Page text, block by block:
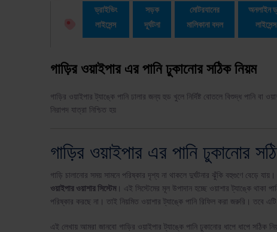
ড্রাইভিং
লাইসেন্স
সড়ক
দূর্ঘটনা
মোটরযানের
মালিকানা বদল
অনলাইন
গাড়ির ওয়াইপার এর পানি ঢুকানোর সঠিক নিয়ম
গাড়ির ওয়াইপার ট্যাঙ্কে পানি ঢালার জন্য হুড খুলে নির্দিষ্ট বোতলে বিশুদ্ধ পানি
নিরাপদ যাত্রা নিশ্চিত হয়
গাড়ির ওয়াইপার এর পানি ঢুকানোর
গাড়ি চালানোর সময় সামনে পরিষ্কার দৃশ্য না থাকলে দুর্ঘটনার ঝুঁকি বহুগুণে বেড়ে
ওয়াইপার ওয়াশার সিস্টেম। এই সিস্টেমের মূল উপাদান হচ্ছে ওয়াশার ট্যাঙ্কে থাকা
পরিষ্কার করছে না। তাই নিয়মিত ওয়াশার ট্যাঙ্কে পানি রিফিল করা জরুরি। তবে
এই লেখায় আমরা জানবো গাড়ির ওয়াইপার ট্যাঙ্কে পানি ঢুকানোর ধাপে ধাপে সঠিক